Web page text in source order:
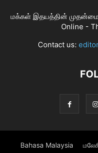
மக்கள் இதயத்தின் முதன்மை
Online -
Contact us:
Bahasa Malaysia